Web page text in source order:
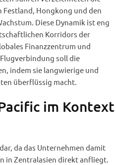
Hongkong und den
Diese Dynamik ist eng
Korridors der
Finanzzentrum und
soll die
indem sie langwierige und
überflüssig macht.
im Kontext
da das Unternehmen damit
in Zentralasien direkt anfliegt.